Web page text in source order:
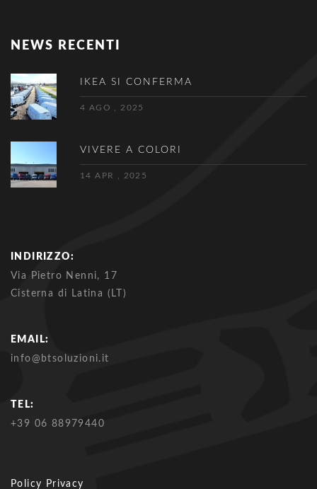
NEWS RECENTI
IKEA SI CONFERMA
4 AGO , 2025
VIVERE A COLORI
14 APR , 2025
INDIRIZZO:
Via Pietro Nenni, 17
Cisterna di Latina (LT)
EMAIL:
info@btsoluzioni.it
TEL:
+39 06 88979440
Policy Privacy